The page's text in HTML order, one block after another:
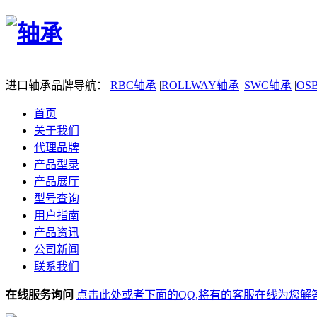
进口轴承品牌导航： RBC轴承 |ROLLWAY轴承 |SWC轴承 |
首页
关于我们
代理品牌
产品型录
产品展厅
型号查询
用户指南
产品资讯
公司新闻
联系我们
在线服务询问 点击此处或者下面的QQ,将有的客服在线为您解